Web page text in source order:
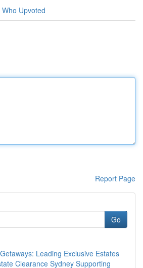
Who Upvoted
Report Page
Go
Leading Exclusive Estates
Clearance Sydney Supporting